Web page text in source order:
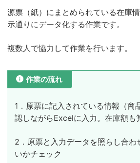
源票（紙）にまとめられている在庫
示通りにデータ化する作業です。
複数人で協力して作業を行います。
作業の流れ
1．原票に記入されている情報（商
認しながらExcelに入力。在庫額も
2．原票と入力データを照らし合わ
いかチェック